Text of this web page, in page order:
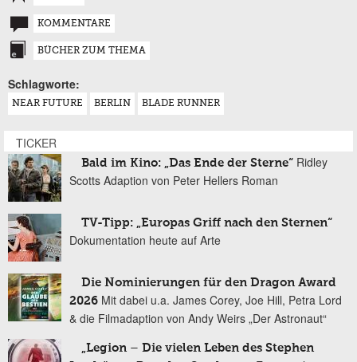
KOMMENTARE
BÜCHER ZUM THEMA
Schlagworte:
NEAR FUTURE BERLIN BLADE RUNNER
TICKER
Bald im Kino: „Das Ende der Sterne“ Ridley
Scotts Adaption von Peter Hellers Roman
TV-Tipp: „Europas Griff nach den Sternen“
Dokumentation heute auf Arte
Die Nominierungen für den Dragon Award
2026 Mit dabei u.a. James Corey, Joe Hill, Petra Lord
& die Filmadaption von Andy Weirs „Der Astronaut“
„Legion – Die vielen Leben des Stephen